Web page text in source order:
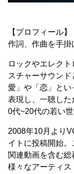
【プロフィール】
作詞、作曲を手
ロックやエレク
スチャーサウン
愛」や「恋」と
表現し、一聴し
0代~20代の若い
2008年10月より
イトに投稿開始
関連動画を含む総
様々なアーティス